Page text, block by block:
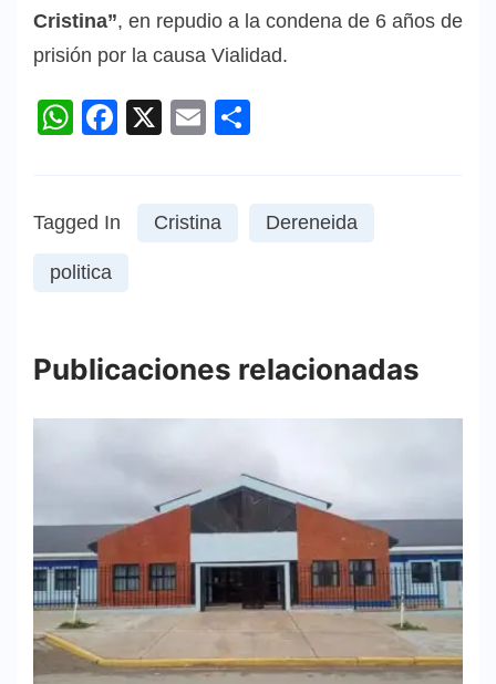
Cristina”, en repudio a la condena de 6 años de
prisión por la causa Vialidad.
WhatsApp
Facebook
X Email
Tagged In Cristina Dereneida
politica
Publicaciones relacionadas